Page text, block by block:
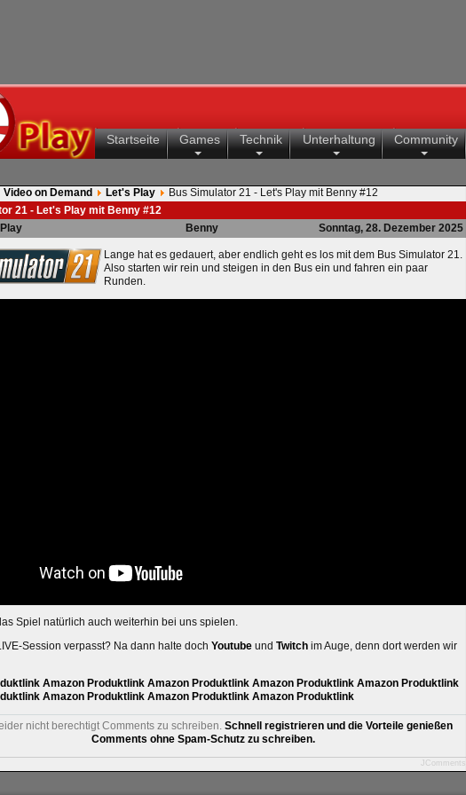
Startseite Games Technik Unterhaltung Community
Video on Demand Let's Play
Bus Simulator 21 - Let's Play mit Benny #12
21 - Let's Play mit Benny #12
Benny Sonntag, 28. Dezember 2025
Lange hat es gedauert, aber endlich geht es los mit dem Bus Simulator 21.
Also starten wir rein und steigen in den Bus ein und fahren ein paar
Runden.
Spiel natürlich auch weiterhin bei uns spielen.
Session verpasst? Na dann halte doch Youtube und Twitch im Auge, denn dort werden wir
Amazon Produktlink Amazon Produktlink Amazon Produktlink Amazon Produktlink
Amazon Produktlink Amazon Produktlink Amazon Produktlink
nicht berechtigt Comments zu schreiben. Schnell registrieren und die Vorteile genießen
Comments ohne Spam-Schutz zu schreiben.
JComments